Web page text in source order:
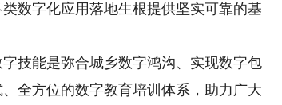
数字化应用落地生根提供坚实可靠的基
技能是弥合城乡数字鸿沟、实现数字包
全方位的数字教育培训体系，助力广大